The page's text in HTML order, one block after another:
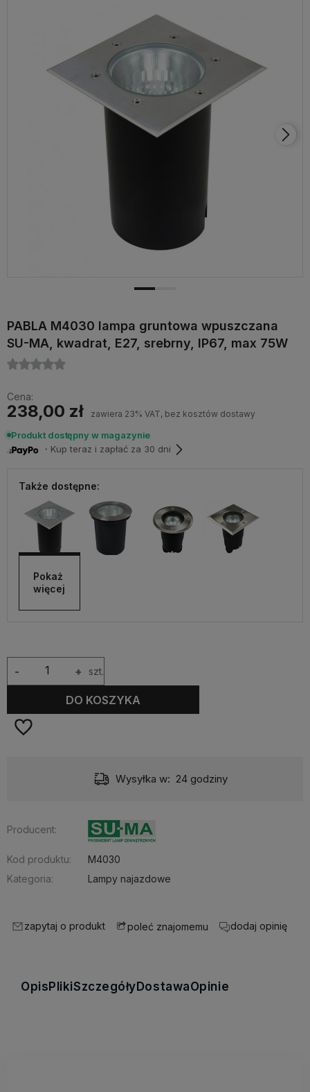
PABLA M4030 lampa gruntowa wpuszczana
SU-MA, kwadrat, E27, srebrny, IP67, max 75W
Cena:
238,00 zł zawiera 23% VAT, bez kosztów dostawy
Produkt dostępny w magazynie
・Kup teraz i zapłać za 30 dni
Także dostępne:
Pokaż
więcej
+
- szt.
DO KOSZYKA
Wysyłka w: 24 godziny
Producent:
Kod produktu:
M4030
Kategoria:
Lampy najazdowe
zapytaj o produkt poleć znajomemu dodaj opinię
Opis PlikiSzczegóły DostawaOpinie